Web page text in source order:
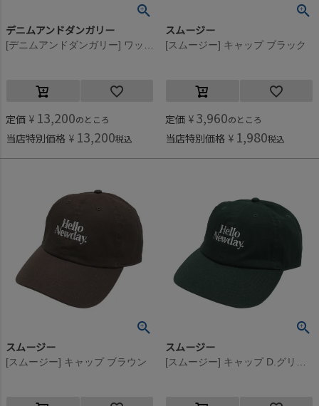
デニムアンドダンガリー
定価 ¥ 13,200のところ
当店特別価格 ¥ 13,200税込
スムージー
[スムージー] キャップ ブラック
定価 ¥ 3,960のところ
当店特別価格 ¥ 1,980税込
スムージー
[スムージー] キャップ ブラウン
スムージー